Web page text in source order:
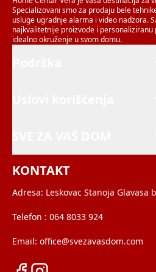
Specializovani smo za prodaju bele
usluge ugradnje alarma i video nadzora.
najkvalitetnije proizvode i personaliziranu
idealno okruženje u svom domu.
KONTAKT
Adresa: Leskovac Stanoja Glavasa
Telefon : 064 8033 924
Email: office@svezavasdom.com